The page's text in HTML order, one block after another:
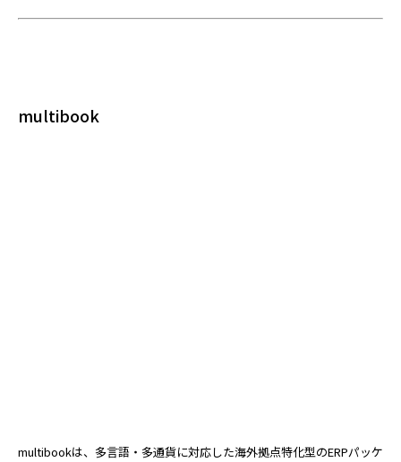
multibook
multibookは、多言語・多通貨に対応した海外拠点特化型のERPパッケ